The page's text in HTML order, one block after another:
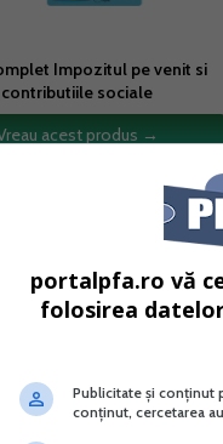
Impozitul pe venit si
contributiile sociale
acest produs →
de acordare a
prin situatiile
2019;
de art. 3
portalpfa.ro vă
folosirea
Publicitate și conținut
conținut, cercetarea